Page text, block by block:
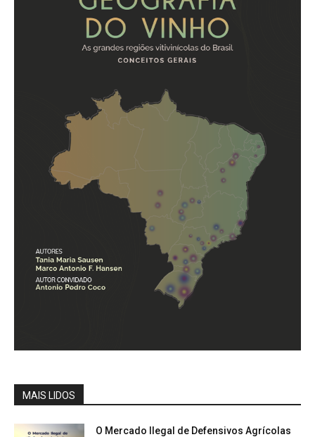
MAIS LIDOS
O Mercado Ilegal de Defensivos Agrícolas